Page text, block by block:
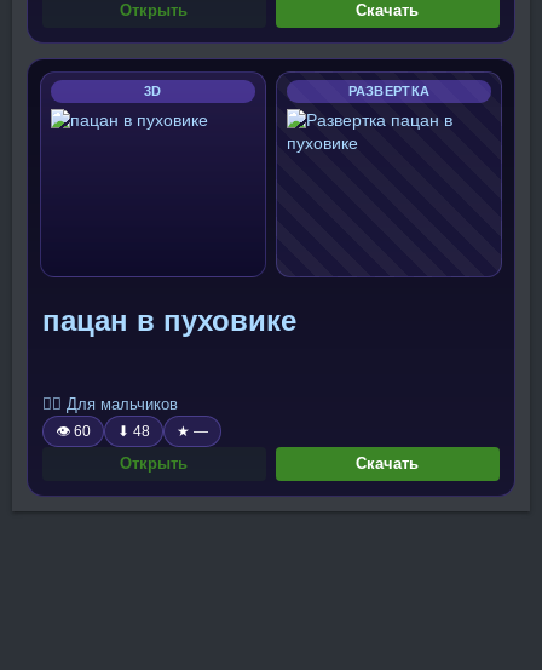
Открыть Скачать
3D РАЗВЕРТКА
пацан в пуховике
🧍‍♂️ Для мальчиков
👁 60 ⬇ 48 ★ —
Открыть Скачать